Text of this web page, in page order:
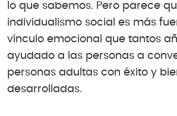
lo que sabemos. Pero parece
individualismo social es más
vínculo emocional que tantos
ayudado a las personas a
personas adultas con éxito y
desarrolladas.